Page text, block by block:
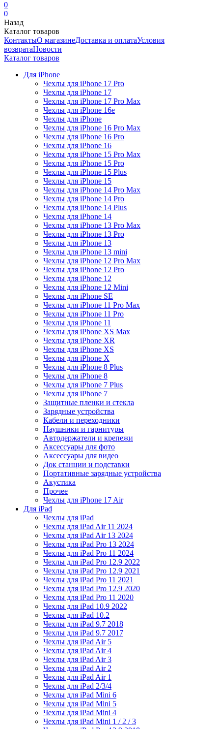
0
0
Назад
Каталог товаров
КонтактыО магазинеДоставка и оплатаУсловия
возвратаНовости
Каталог товаров
Для iPhone
Чехлы для iPhone 17 Pro
Чехлы для iPhone 17
Чехлы для iPhone 17 Pro Max
Чехлы для iPhone 16e
Чехлы для iPhone
Чехлы для iPhone 16 Pro Max
Чехлы для iPhone 16 Pro
Чехлы для iPhone 16
Чехлы для iPhone 15 Pro Max
Чехлы для iPhone 15 Pro
Чехлы для iPhone 15 Plus
Чехлы для iPhone 15
Чехлы для iPhone 14 Pro Max
Чехлы для iPhone 14 Pro
Чехлы для iPhone 14 Plus
Чехлы для iPhone 14
Чехлы для iPhone 13 Pro Max
Чехлы для iPhone 13 Pro
Чехлы для iPhone 13
Чехлы для iPhone 13 mini
Чехлы для iPhone 12 Pro Max
Чехлы для iPhone 12 Pro
Чехлы для iPhone 12
Чехлы для iPhone 12 Mini
Чехлы для iPhone SE
Чехлы для iPhone 11 Pro Max
Чехлы для iPhone 11 Pro
Чехлы для iPhone 11
Чехлы для iPhone XS Max
Чехлы для iPhone XR
Чехлы для iPhone XS
Чехлы для iPhone X
Чехлы для iPhone 8 Plus
Чехлы для iPhone 8
Чехлы для iPhone 7 Plus
Чехлы для iPhone 7
Защитные пленки и стекла
Зарядные устройства
Кабели и переходники
Наушники и гарнитуры
Автодержатели и крепежи
Аксессуары для фото
Аксессуары для видео
Док станции и подставки
Портативные зарядные устройства
Акустика
Прочее
Чехлы для iPhone 17 Air
Для iPad
Чехлы для iPad
Чехлы для iPad Air 11 2024
Чехлы для iPad Air 13 2024
Чехлы для iPad Pro 13 2024
Чехлы для iPad Pro 11 2024
Чехлы для iPad Pro 12.9 2022
Чехлы для iPad Pro 12.9 2021
Чехлы для iPad Pro 11 2021
Чехлы для iPad Pro 12.9 2020
Чехлы для iPad Pro 11 2020
Чехлы для iPad 10.9 2022
Чехлы для iPad 10.2
Чехлы для iPad 9.7 2018
Чехлы для iPad 9.7 2017
Чехлы для iPad Air 5
Чехлы для iPad Air 4
Чехлы для iPad Air 3
Чехлы для iPad Air 2
Чехлы для iPad Air 1
Чехлы для iPad 2/3/4
Чехлы для iPad Mini 6
Чехлы для iPad Mini 5
Чехлы для iPad Mini 4
Чехлы для iPad Mini 1 / 2 / 3